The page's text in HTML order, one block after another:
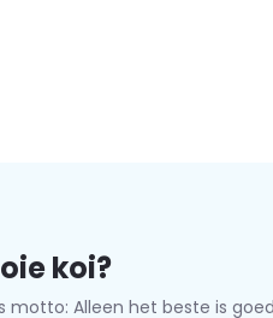
koi?
motto: Alleen het beste is goed